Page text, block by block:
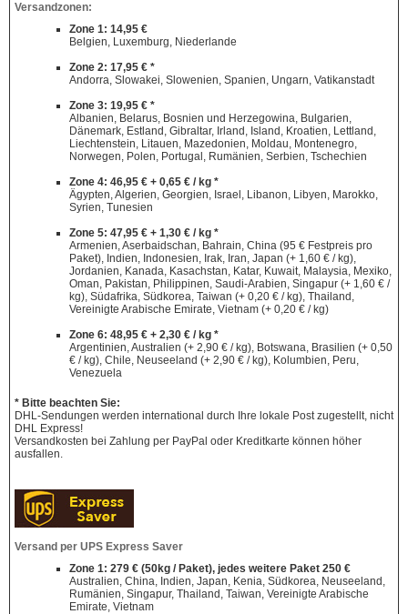
Versandzonen:
Zone 1: 14,95 €
Belgien, Luxemburg, Niederlande
Zone 2: 17,95 € *
Andorra, Slowakei, Slowenien, Spanien, Ungarn, Vatikanstadt
Zone 3: 19,95 € *
Albanien, Belarus, Bosnien und Herzegowina, Bulgarien,
Dänemark, Estland, Gibraltar, Irland, Island, Kroatien, Lettland,
Liechtenstein, Litauen, Mazedonien, Moldau, Montenegro,
Norwegen, Polen, Portugal, Rumänien, Serbien, Tschechien
Zone 4: 46,95 € + 0,65 € / kg *
Ägypten, Algerien, Georgien, Israel, Libanon, Libyen, Marokko,
Syrien, Tunesien
Zone 5: 47,95 € + 1,30 € / kg *
Armenien, Aserbaidschan, Bahrain, China (95 € Festpreis pro
Paket), Indien, Indonesien, Irak, Iran, Japan (+ 1,60 € / kg),
Jordanien, Kanada, Kasachstan, Katar, Kuwait, Malaysia, Mexiko,
Oman, Pakistan, Philippinen, Saudi-Arabien, Singapur (+ 1,60 € /
kg), Südafrika, Südkorea, Taiwan (+ 0,20 € / kg), Thailand,
Vereinigte Arabische Emirate, Vietnam (+ 0,20 € / kg)
Zone 6: 48,95 € + 2,30 € / kg *
Argentinien, Australien (+ 2,90 € / kg), Botswana, Brasilien (+ 0,50
€ / kg), Chile, Neuseeland (+ 2,90 € / kg), Kolumbien, Peru,
Venezuela
* Bitte beachten Sie:
DHL-Sendungen werden international durch Ihre lokale Post zugestellt, nicht
DHL Express!
Versandkosten bei Zahlung per PayPal oder Kreditkarte können höher
ausfallen.
Versand per UPS Express Saver
Zone 1: 279 € (50kg / Paket), jedes weitere Paket 250 €
Australien, China, Indien, Japan, Kenia, Südkorea, Neuseeland,
Rumänien, Singapur, Thailand, Taiwan, Vereinigte Arabische
Emirate, Vietnam